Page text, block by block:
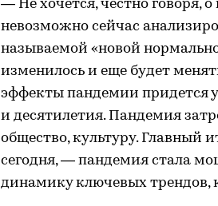
— Не хочется, честно говоря, о
невозможно сейчас
называемой «новой
изменилось и еще будет
эффекты пандемии придется
и десятилетия. Пандемия
общество, культуру. Главный
сегодня, — пандемия стала
динамику ключевых трендов,